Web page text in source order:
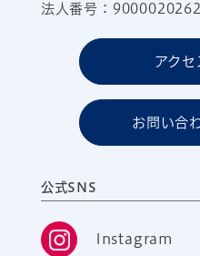
法人番号：
アク
お問い合
公式SNS
Instagram